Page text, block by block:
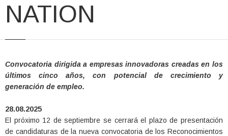
NATION
Convocatoria dirigida a empresas innovadoras creadas en los
últimos cinco años, con potencial de crecimiento y
generación de empleo.
28.08.2025
El próximo 12 de septiembre se cerrará el plazo de presentación
de candidaturas de la nueva convocatoria de los Reconocimientos